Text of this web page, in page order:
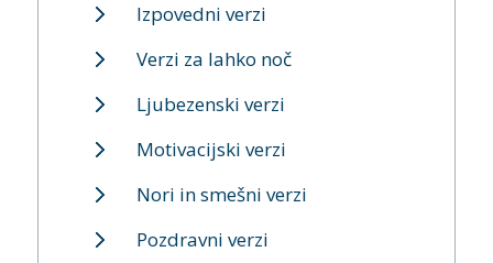
Izpovedni verzi
Verzi za lahko noč
Ljubezenski verzi
Motivacijski verzi
Nori in smešni verzi
Pozdravni verzi